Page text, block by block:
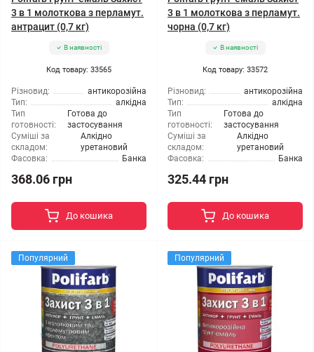
3 в 1 молоткова з перламут.
антрацит (0,7 кг)
В наявності
Код товару: 33565
Різновид:
антикорозійна
Тип:
алкідна
Тип
готовності:
Готова до
застосування
Суміші за
складом:
Алкідно
уретановий
Фасовка:
Банка
368.06 грн
До кошика
3 в 1 молоткова з перламут.
чорна (0,7 кг)
В наявності
Код товару: 33572
Різновид:
антикорозійна
Тип:
алкідна
Тип
готовності:
Готова до
застосування
Суміші за
складом:
Алкідно
уретановий
Фасовка:
Банка
325.44 грн
До кошика
Популярний Популярний